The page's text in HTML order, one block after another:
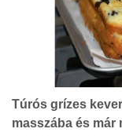
Túrós grízes
masszába és már